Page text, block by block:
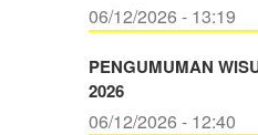
06/12/2026 - 13:19
PENGUMUMAN
2026
06/12/2026 - 12:40